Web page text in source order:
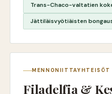
Trans-Chaco-valtatien
Jättiläisvyötiäisten
MENNONIITTAYHTEISÖT
Filadelfia &